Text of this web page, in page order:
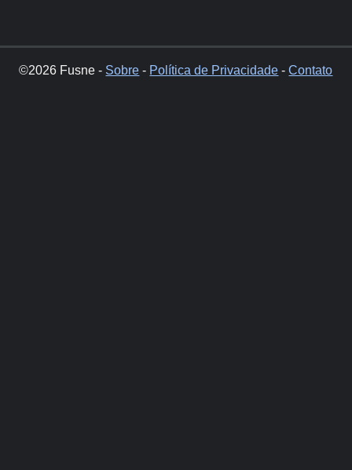
©2026 Fusne - Sobre - Política de Privacidade -Contato